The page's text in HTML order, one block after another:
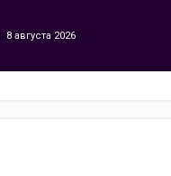
8 августа 2026